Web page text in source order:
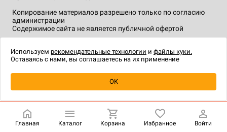
Копирование материалов разрешено только по согласию
администрации
Содержимое сайта не является публичной офертой
технологии.
Главная Каталог Корзина Избранное Войти
Используем рекомендательные технологии и файлы куки.
Оставаясь с нами, вы соглашаетесь на их применение
OK